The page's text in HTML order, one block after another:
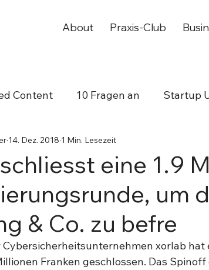
About Praxis-Club
Content 10 Fragen an Startup
Networking Jubiläum
eine 1.9
um
& Co. zu befre
14. Dez. 2018 1 Min. Lesezeit
Cybersicherheitsunternehmen xorlab
Franken geschlossen. Das